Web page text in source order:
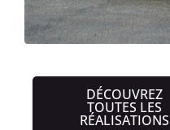
DÉCOUVREZ
TOUTES LES
RÉALISATIONS